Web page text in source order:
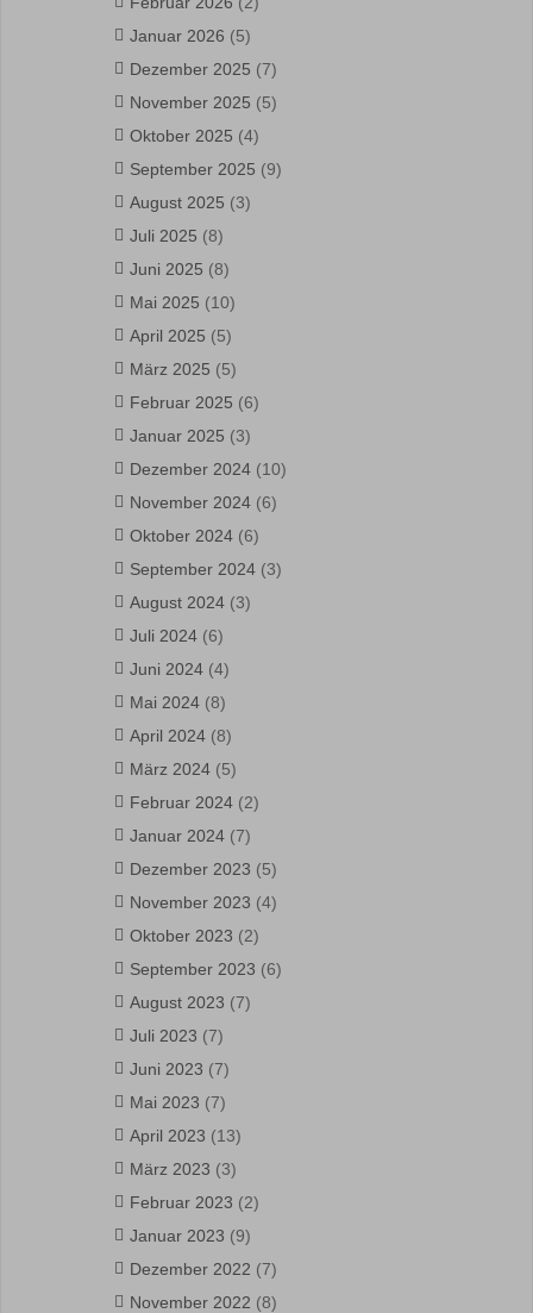
Januar 2026 (5)
Dezember 2025 (7)
November 2025 (5)
Oktober 2025 (4)
September 2025 (9)
August 2025 (3)
Juli 2025 (8)
Juni 2025 (8)
Mai 2025 (10)
April 2025 (5)
März 2025 (5)
Februar 2025 (6)
Januar 2025 (3)
Dezember 2024 (10)
November 2024 (6)
Oktober 2024 (6)
September 2024 (3)
August 2024 (3)
Juli 2024 (6)
Juni 2024 (4)
Mai 2024 (8)
April 2024 (8)
März 2024 (5)
Februar 2024 (2)
Januar 2024 (7)
Dezember 2023 (5)
November 2023 (4)
Oktober 2023 (2)
September 2023 (6)
August 2023 (7)
Juli 2023 (7)
Juni 2023 (7)
Mai 2023 (7)
April 2023 (13)
März 2023 (3)
Februar 2023 (2)
Januar 2023 (9)
Dezember 2022 (7)
November 2022 (8)